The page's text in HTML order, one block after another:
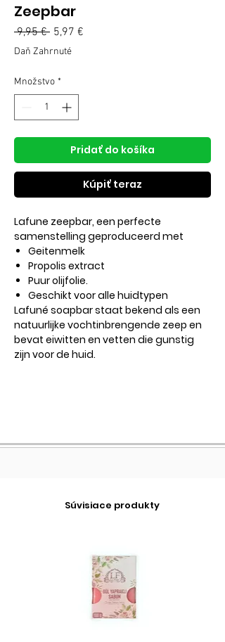
Zeepbar
9,95 € Normálna
cena
5,97 €
Daň Zahrnuté
Množstvo *
Pridať do košíka
Kúpiť teraz
Lafune zeepbar, een perfecte
samenstelling geproduceerd met
Geitenmelk
Propolis extract
Puur olijfolie.
Geschikt voor alle huidtypen
Lafuné soapbar staat bekend als een
natuurlijke vochtinbrengende zeep en
bevat eiwitten en vetten die gunstig
zijn voor de huid.
Súvisiace produkty